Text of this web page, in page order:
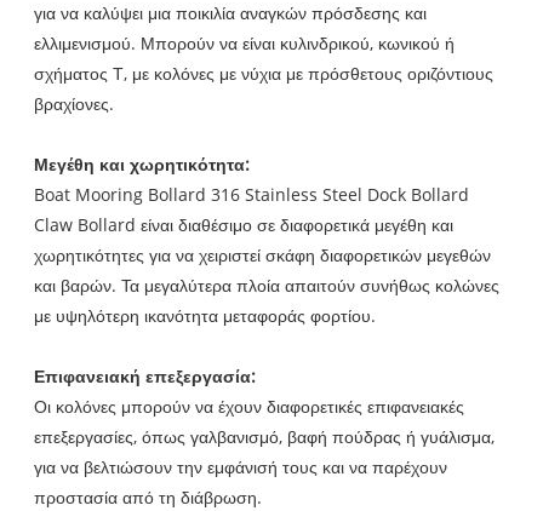
για να καλύψει μια ποικιλία αναγκών πρόσδεσης και
ελλιμενισμού. Μπορούν να είναι κυλινδρικού, κωνικού ή
σχήματος Τ, με κολόνες με νύχια με πρόσθετους οριζόντιους
βραχίονες.
Μεγέθη και χωρητικότητα:
Boat Mooring Bollard 316 Stainless Steel Dock Bollard
Claw Bollard είναι διαθέσιμο σε διαφορετικά μεγέθη και
χωρητικότητες για να χειριστεί σκάφη διαφορετικών μεγεθών
και βαρών. Τα μεγαλύτερα πλοία απαιτούν συνήθως κολώνες
με υψηλότερη ικανότητα μεταφοράς φορτίου.
Επιφανειακή επεξεργασία:
Οι κολόνες μπορούν να έχουν διαφορετικές επιφανειακές
επεξεργασίες, όπως γαλβανισμό, βαφή πούδρας ή γυάλισμα,
για να βελτιώσουν την εμφάνισή τους και να παρέχουν
προστασία από τη διάβρωση.